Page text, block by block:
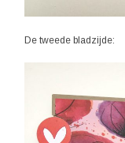
De tweede bladzijde: